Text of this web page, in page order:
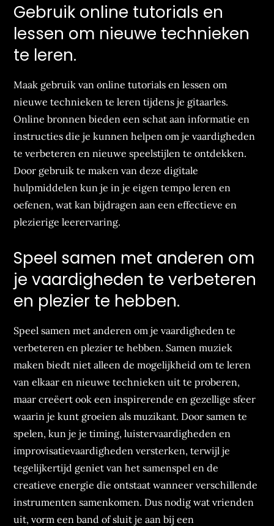
Gebruik online tutorials en
lessen om nieuwe technieken
te leren.
Maak gebruik van online tutorials en lessen om
nieuwe technieken te leren tijdens je gitaarles.
Online bronnen bieden een schat aan informatie en
instructies die je kunnen helpen om je vaardigheden
te verbeteren en nieuwe speelstijlen te ontdekken.
Door gebruik te maken van deze digitale
hulpmiddelen kun je in je eigen tempo leren en
oefenen, wat kan bijdragen aan een effectieve en
plezierige leerervaring.
Speel samen met anderen om
je vaardigheden te verbeteren
en plezier te hebben.
Speel samen met anderen om je vaardigheden te
verbeteren en plezier te hebben. Samen muziek
maken biedt niet alleen de mogelijkheid om te leren
van elkaar en nieuwe technieken uit te proberen,
maar creëert ook een inspirerende en gezellige sfeer
waarin je kunt groeien als muzikant. Door samen te
spelen, kun je je timing, luistervaardigheden en
improvisatievaardigheden versterken, terwijl je
tegelijkertijd geniet van het samenspel en de
creatieve energie die ontstaat wanneer verschillende
instrumenten samenkomen. Dus nodig wat vrienden
uit, vorm een band of sluit je aan bij een